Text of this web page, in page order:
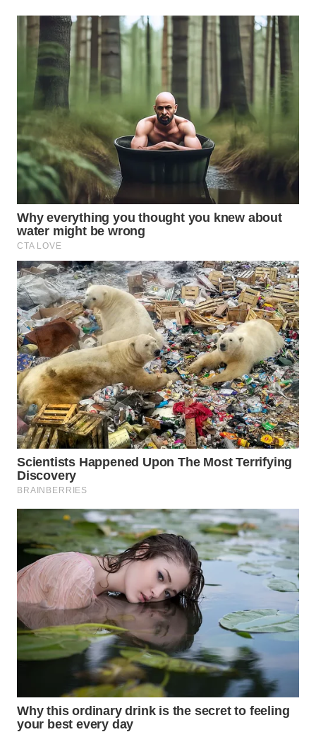
WN
LABUHANBATU
TAPANULI
TENGAH
WN DELI
SERDANG
WN
TEBING
TINGGI
WN
PAKPAK
WN
KARAWANG
WN
BEKASI
WN
BOGOR
WN
DEPOK
WN
TAPANULI
UTARA
WN
SAMOSIR
WN
LAWAS